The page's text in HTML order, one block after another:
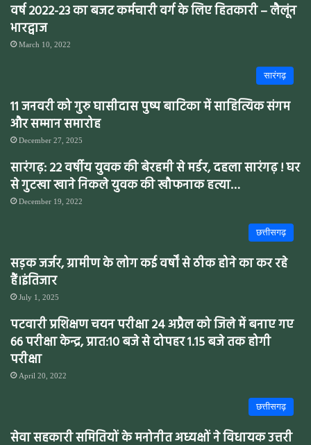
वर्ष 2022-23 का बजट कर्मचारी वर्ग के लिए हितकारी – लैलूंन
भारद्वाज
March 10, 2022
सारंगढ़
11 जनवरी को गुरु घासीदास पुष्प बाटिका में साहित्यिक संगम
और सम्मान समारोह
December 27, 2025
सारंगढ़: 22 वर्षीय युवक की बेरहमी से मर्डर, दहला सारंगढ़ ! घर
से गुटखा खाने निकले युवक की खौफनाक हत्या…
December 19, 2022
छत्तीसगढ़
सड़क जर्जर, ग्रामीण के लोग कई वर्षों से ठीक होने का कर रहे
हैं।इंतिजार
July 1, 2025
पटवारी प्रशिक्षण चयन परीक्षा 24 अप्रैल को जिले में बनाए गए
66 परीक्षा केन्द्र, प्रात:10 बजे से दोपहर 1.15 बजे तक होगी
परीक्षा
April 20, 2022
छत्तीसगढ़
सेवा सहकारी समितियों के मनोनीत अध्यक्षों ने विधायक उत्तरी